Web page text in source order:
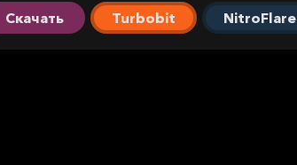
Скачать Turbobit NitroFlare